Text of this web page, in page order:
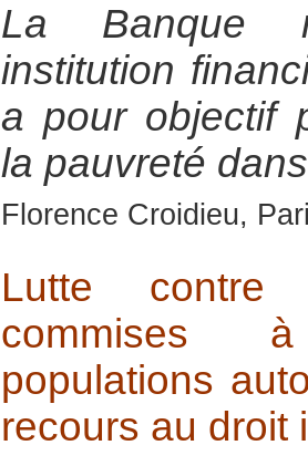
La Banque
institution
a pour objectif
la pauvreté
Florence Croidieu,
Lutte contre
commises
populations
recours au droit